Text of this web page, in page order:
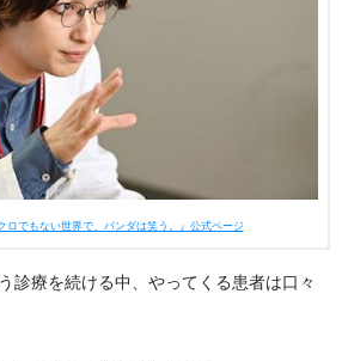
ロでもない世界で、パンダは笑う。』公式ページ
診療を続ける中、やってくる患者は口々